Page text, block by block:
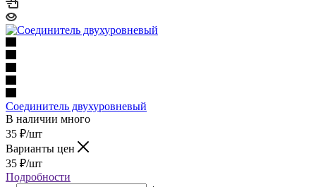
Соединитель двухуровневый
В наличии много
35 ₽/шт
Варианты цен
35 ₽/шт
Подробности